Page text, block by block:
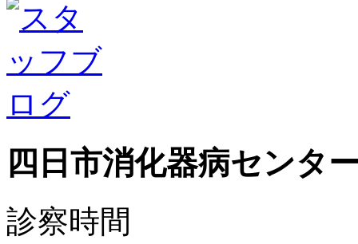
四日市消化器病センタ
診察時間